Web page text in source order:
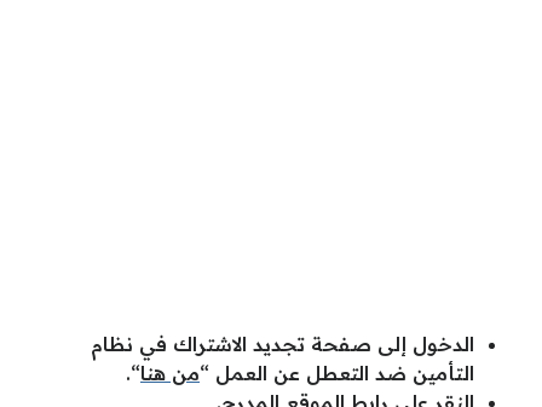
الدخول إلى صفحة تجديد الاشتراك في نظام
التأمين ضد التعطل عن العمل “من هنا“.